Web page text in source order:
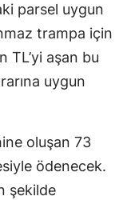
parsel uygun
trampa için
TL’yi aşan bu
uygun
oluşan 73
ödenecek.
şekilde